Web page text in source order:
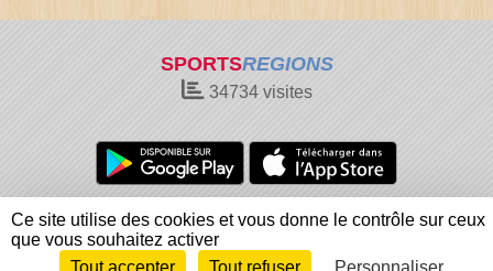
SPORTSREGIONS
34734visites
Charte cookies
Gestion des cookies
Informations légales
Signaler un contenu inapproprié
Ce site utilise des cookies et vous donne le contrôle sur ceux
que vous souhaitez activer
Tout accepter
Tout refuser Personnaliser